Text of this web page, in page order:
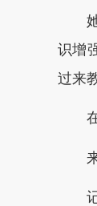
她
识增
过来
在
来
记